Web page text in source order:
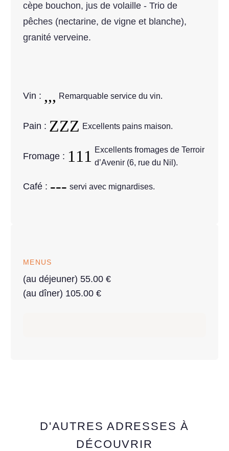
cèpe bouchon, jus de volaille - Trio de
pêches (nectarine, de vigne et blanche),
granité verveine.
Vin : Remarquable service du vin.
Pain : Excellents pains maison.
Fromage :
Excellents fromages de Terroir
d’Avenir (6, rue du Nil).
Café : servi avec mignardises.
MENUS
(au déjeuner) 55.00 €
(au dîner) 105.00 €
D'AUTRES ADRESSES À
DÉCOUVRIR